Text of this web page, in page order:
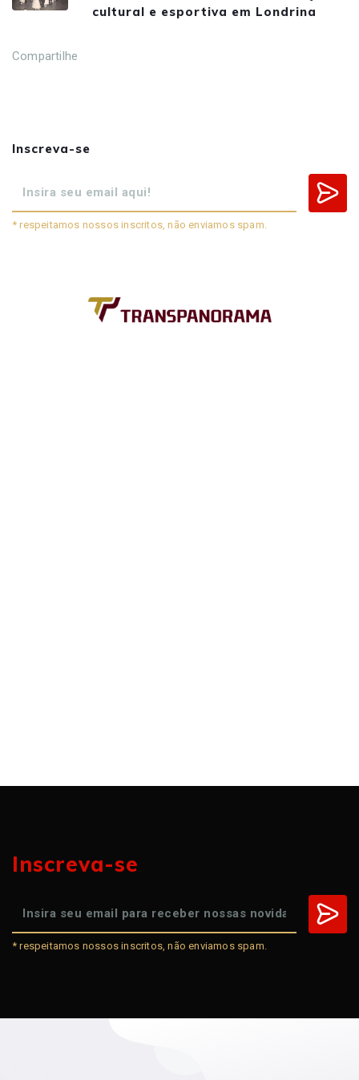
cultural e esportiva em Londrina
Compartilhe
Inscreva-se
* respeitamos nossos inscritos, não enviamos spam.
Inscreva-se
* respeitamos nossos inscritos, não enviamos spam.